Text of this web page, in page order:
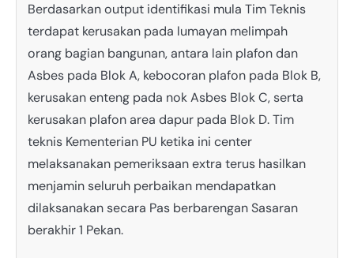
Berdasarkan output identifikasi mula Tim Teknis
terdapat kerusakan pada lumayan melimpah
orang bagian bangunan, antara lain plafon dan
Asbes pada Blok A, kebocoran plafon pada Blok B,
kerusakan enteng pada nok Asbes Blok C, serta
kerusakan plafon area dapur pada Blok D. Tim
teknis Kementerian PU ketika ini center
melaksanakan pemeriksaan extra terus hasilkan
menjamin seluruh perbaikan mendapatkan
dilaksanakan secara Pas berbarengan Sasaran
berakhir 1 Pekan.